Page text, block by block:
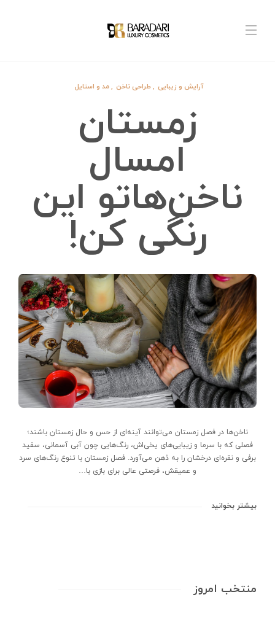
آرایش و زیبایی ,طراحی ناخن ,مد و استایل
زمستان
امسال
ناخن‌هاتو این
رنگی کن!
ناخن‌‌ها در فصل زمستان می‌توانند آینه‌ای از حس و حال زمستان باشند؛
فصلی که با سرما و زیبایی‌های یخی‌اش، رنگ‌هایی چون آبی آسمانی، سفید
برفی و نقره‌ای درخشان را به ذهن می‌آورد. فصل زمستان با تنوع رنگ‌های سرد
و عمیقش، فرصتی عالی برای بازی با…
بیشتر بخوانید
منتخب امروز